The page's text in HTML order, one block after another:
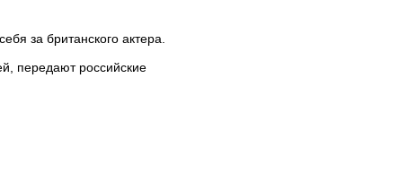
за британского актера.
передают российские